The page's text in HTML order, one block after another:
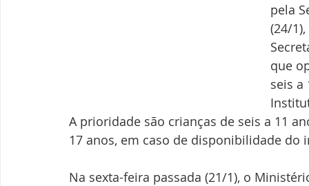
pela
(24/
que
seis
A prioridade são crianças de seis a 11
17 anos, em caso de disponibilidade do
Na sexta-feira passada (21/1), o